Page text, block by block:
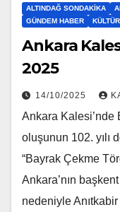
ALTINDAĞ SONDAKIKA
GÜNDEM HABER
Ankara
2025
14/10/2025
Ankara Kalesi’nde
oluşunun 102. yılı
“Bayrak Çekme
Ankara’nın
nedeniyle